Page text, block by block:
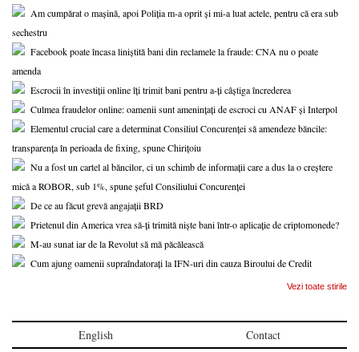
Am cumpărat o mașină, apoi Poliția m-a oprit și mi-a luat actele, pentru că era sub
sechestru
Facebook poate încasa liniștită bani din reclamele la fraude: CNA nu o poate
amenda
Escrocii în investiții online îți trimit bani pentru a-ți câștiga încrederea
Culmea fraudelor online: oamenii sunt amenințați de escroci cu ANAF și Interpol
Elementul crucial care a determinat Consiliul Concurenței să amendeze băncile:
transparența în perioada de fixing, spune Chirițoiu
Nu a fost un cartel al băncilor, ci un schimb de informații care a dus la o creștere
mică a ROBOR, sub 1%, spune șeful Consiliului Concurenței
De ce au făcut grevă angajații BRD
Prietenul din America vrea să-ți trimită niște bani într-o aplicație de criptomonede?
M-au sunat iar de la Revolut să mă păcălească
Cum ajung oamenii supraîndatorați la IFN-uri din cauza Biroului de Credit
Vezi toate stirile
English Contact